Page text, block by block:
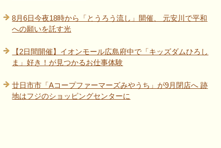
8月6日今夜18時から「とうろう流し」開催、 元安川で平和
への願いを託す光
【2日間開催】イオンモール広島府中で「キッズダムひろし
ま」好き！が見つかるお仕事体験
廿日市市「Aコープファーマーズみやうち」が9月閉店へ 跡
地はフジのショッピングセンターに